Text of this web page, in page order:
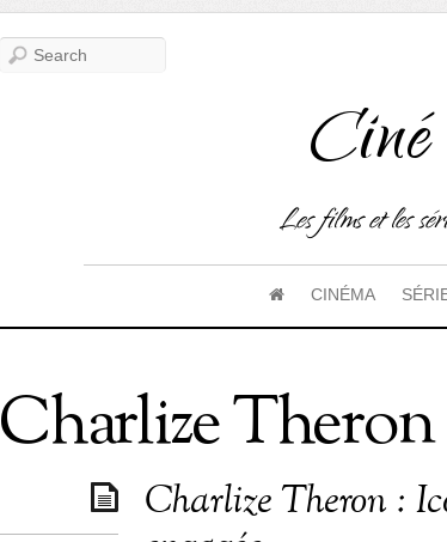
Les films et les
CINÉMA
Charlize Theron
Charlize Theron :